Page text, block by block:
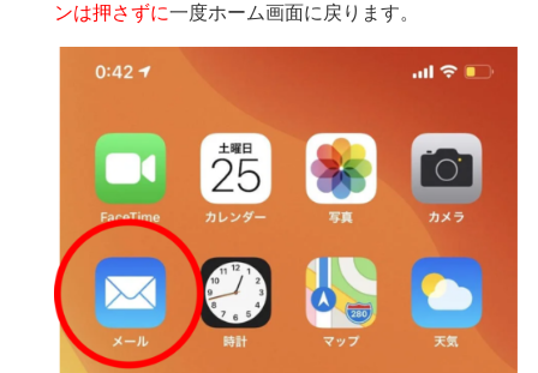
ンは押さずに一度ホーム画面に戻ります。